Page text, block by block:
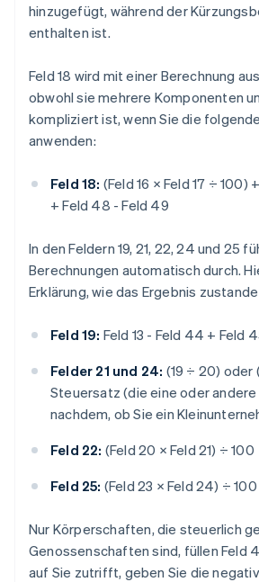
hinzugefügt, während der
enthalten ist.
Feld 18 wird mit einer Berechnung
obwohl sie mehrere Komponenten
kompliziert ist, wenn Sie die
anwenden:
Feld 18: (Feld 16 × Feld 17 ÷ 100)
+ Feld 48 - Feld 49
In den Feldern 19, 21, 22, 24 und 25
Berechnungen automatisch durch.
Erklärung, wie das Ergebnis
Feld 19: Feld 13 - Feld 44 + Feld
Felder 21 und 24: (19 ÷ 20) oder
Steuersatz (die eine oder andere
nachdem, ob Sie ein
Feld 22: (Feld 20 × Feld 21) ÷ 100
Feld 25: (Feld 23 × Feld 24) ÷ 100
Nur Körperschaften, die steuerlich
Genossenschaften sind, füllen Feld
auf Sie zutrifft, geben Sie die